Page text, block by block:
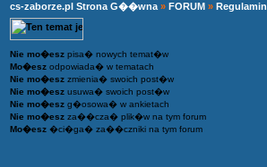
cs-zaborze.pl Strona G��wna » FORUM » Regulamin
Nie mo�esz pisa� nowych temat�w
Mo�esz odpowiada� w tematach
Nie mo�esz zmienia� swoich post�w
Nie mo�esz usuwa� swoich post�w
Nie mo�esz g�osowa� w ankietach
Nie mo�esz za��cza� plik�w na tym forum
Mo�esz �ci�ga� za��czniki na tym forum